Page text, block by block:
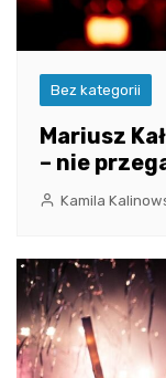
Bez kategorii
Mariusz
– nie
Kamila